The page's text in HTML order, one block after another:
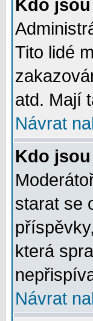
Kdo
Tito lidé
atd. Mají
Návrat
Kdo
starat se
která
Návrat